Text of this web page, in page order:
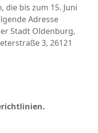
die bis zum 15. Juni
Adresse
Stadt Oldenburg,
3, 26121